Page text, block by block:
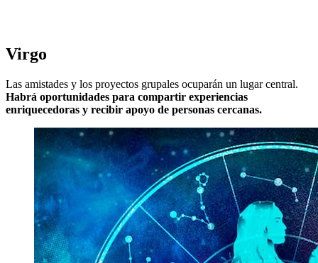
Virgo
Las amistades y los proyectos grupales ocuparán un lugar central.
Habrá oportunidades para compartir experiencias
enriquecedoras y recibir apoyo de personas cercanas.